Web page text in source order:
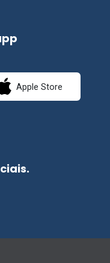
Apple Store